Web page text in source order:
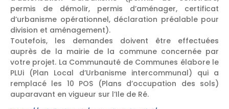
permis de démolir, permis d’aménager, certificat
d’urbanisme opérationnel, déclaration préalable pour
division et aménagement).
Toutefois, les demandes doivent être effectuées
auprès de la mairie de la commune concernée par
votre projet. La Communauté de Communes élabore le
PLUi (Plan Local d’Urbanisme intercommunal) qui a
remplacé les 10 POS (Plans d’occupation des sols)
auparavant en vigueur sur l’Ile de Ré.